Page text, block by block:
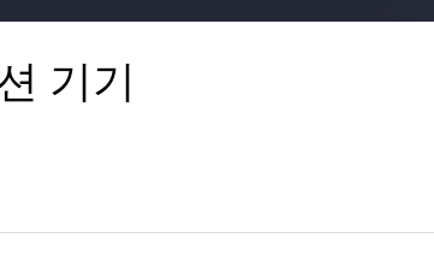
기기